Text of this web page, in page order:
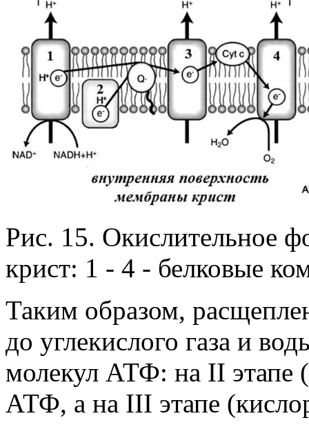
Рис. 15. Окислительное
крист: 1 - 4 - белковые
Таким образом,
до углекислого газа и
молекул АТФ: на II этапе
АТФ, а на III этапе